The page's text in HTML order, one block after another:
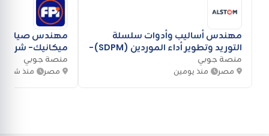
مهندس أساليب وأدوات سلسلة
التوريد وتطوير أداء الموردين (SDPM)-
شركة Alstom
منصة جوبي
مصر منذ يومين
Industries
منصة جوبي
مصر منذ شهر